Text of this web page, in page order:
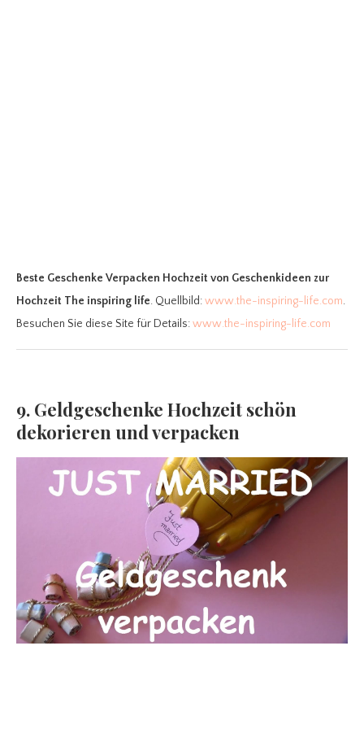
Beste Geschenke Verpacken Hochzeit von Geschenkideen zur
Hochzeit The inspiring life. Quellbild:www.the-inspiring-life.com.
Besuchen Sie diese Site für Details:www.the-inspiring-life.com
9. Geldgeschenke Hochzeit schön
dekorieren und verpacken